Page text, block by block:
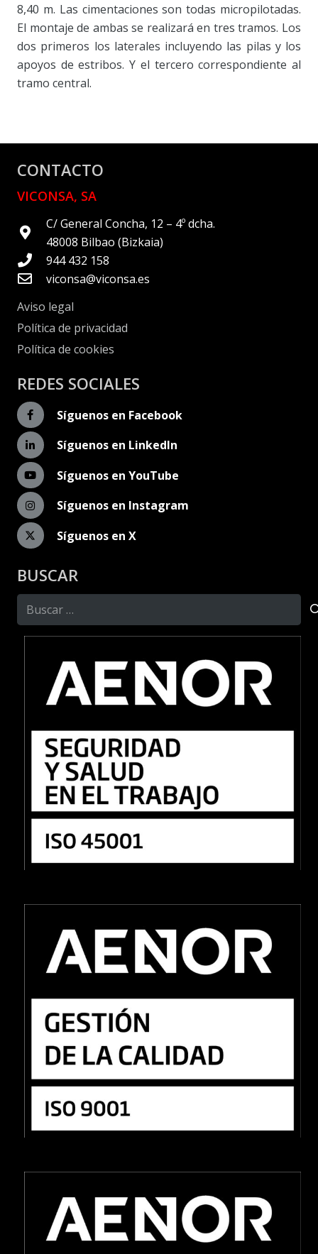
8,40 m. Las cimentaciones son todas micropilotadas.
El montaje de ambas se realizará en tres tramos. Los
dos primeros los laterales incluyendo las pilas y los
apoyos de estribos. Y el tercero correspondiente al
tramo central.
CONTACTO
VICONSA, SA
C/ General Concha, 12 – 4º dcha.
48008 Bilbao (Bizkaia)
944 432 158
viconsa@viconsa.es
Aviso legal
Política de privacidad
Política de cookies
REDES SOCIALES
Síguenos en Facebook
Síguenos en LinkedIn
Síguenos en YouTube
Síguenos en Instagram
Síguenos en X
BUSCAR
Buscar: